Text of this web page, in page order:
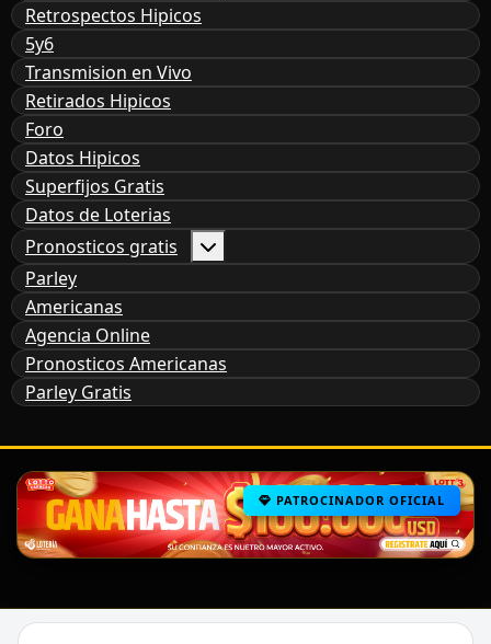
Retrospectos Hipicos
5y6
Transmision en Vivo
Retirados Hipicos
Foro
Datos Hipicos
Superfijos Gratis
Datos de Loterias
Pronosticos gratis
Parley
Americanas
Agencia Online
Pronosticos Americanas
Parley Gratis
PATROCINADOR OFICIAL